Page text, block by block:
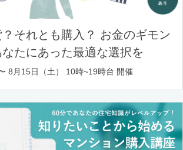
それとも購入？ お金のギモン
たにあった最適な選択を
8月15日（土） 10時~19時台 開催